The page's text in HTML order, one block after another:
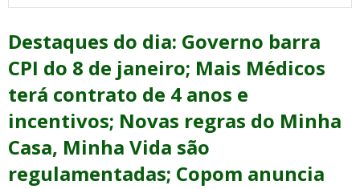
Destaques do dia: Governo barra
CPI do 8 de janeiro; Mais Médicos
terá contrato de 4 anos e
incentivos; Novas regras do Minha
Casa, Minha Vida são
regulamentadas; Copom anuncia